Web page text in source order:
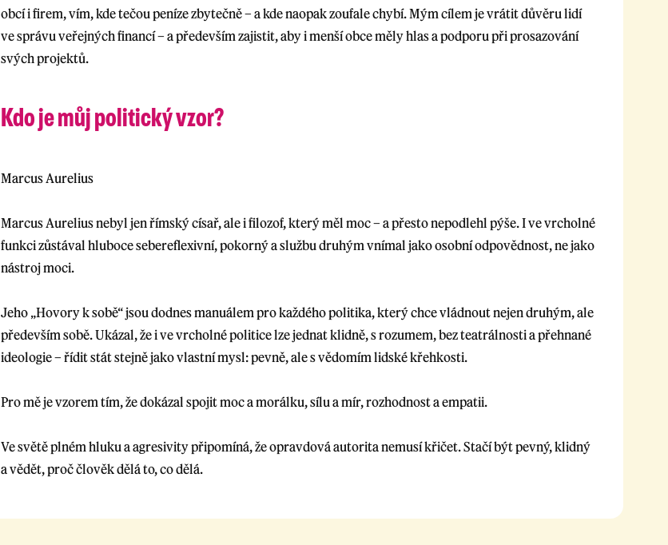
obcí i firem, vím, kde tečou peníze zbytečně – a kde naopak zoufale chybí. Mým cílem je vrátit důvěru lidí
ve správu veřejných financí – a především zajistit, aby i menší obce měly hlas a podporu při prosazování
svých projektů.
Kdo je můj politický vzor?
Marcus Aurelius
Marcus Aurelius nebyl jen římský císař, ale i filozof, který měl moc – a přesto nepodlehl pýše. I ve vrcholné
funkci zůstával hluboce sebereflexivní, pokorný a službu druhým vnímal jako osobní odpovědnost, ne jako
nástroj moci.
Jeho „Hovory k sobě“ jsou dodnes manuálem pro každého politika, který chce vládnout nejen druhým, ale
především sobě. Ukázal, že i ve vrcholné politice lze jednat klidně, s rozumem, bez teatrálnosti a přehnané
ideologie – řídit stát stejně jako vlastní mysl: pevně, ale s vědomím lidské křehkosti.
Pro mě je vzorem tím, že dokázal spojit moc a morálku, sílu a mír, rozhodnost a empatii.
Ve světě plném hluku a agresivity připomíná, že opravdová autorita nemusí křičet. Stačí být pevný, klidný
a vědět, proč člověk dělá to, co dělá.